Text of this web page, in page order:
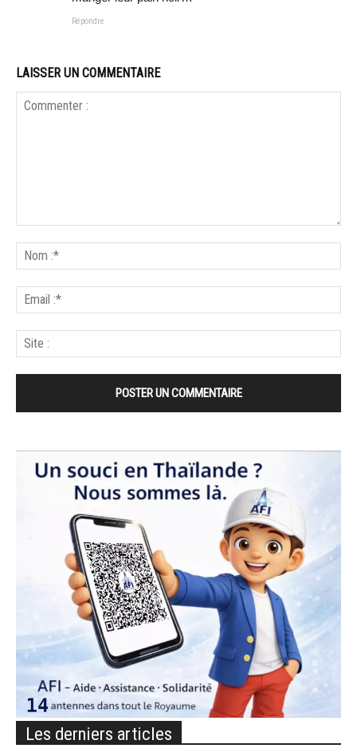
Répondre
LAISSER UN COMMENTAIRE
Les derniers articles